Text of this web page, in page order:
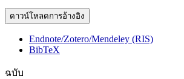
ดาวน์โหลดการอ้างอิง
Endnote/Zotero/Mendeley (RIS)
BibTeX
ฉบับ